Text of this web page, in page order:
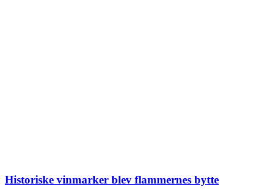
Historiske vinmarker blev flammernes bytte